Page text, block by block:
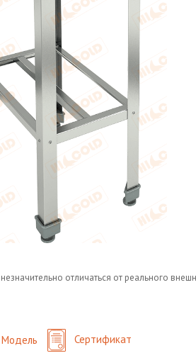
отличаться от реального
Модель Сертификат